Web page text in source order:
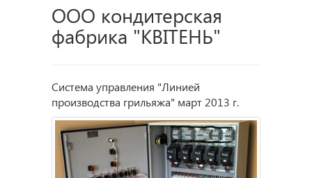
ООО кондитерская
фабрика "КВІТЕНЬ"
Система управления "Линией
производства грильяжа" март 2013 г.